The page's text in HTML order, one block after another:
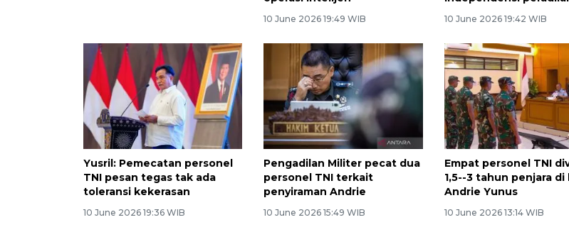
10 June 2026 19:49 WIB 10 June 2026 19:42 WIB
Yusril: Pemecatan personel
TNI pesan tegas tak ada
toleransi kekerasan
10 June 2026 19:36 WIB
Pengadilan Militer pecat dua
personel TNI terkait
penyiraman Andrie
10 June 2026 15:49 WIB
Empat personel TNI
1,5--3 tahun penjara di
Andrie Yunus
10 June 2026 13:14 WIB